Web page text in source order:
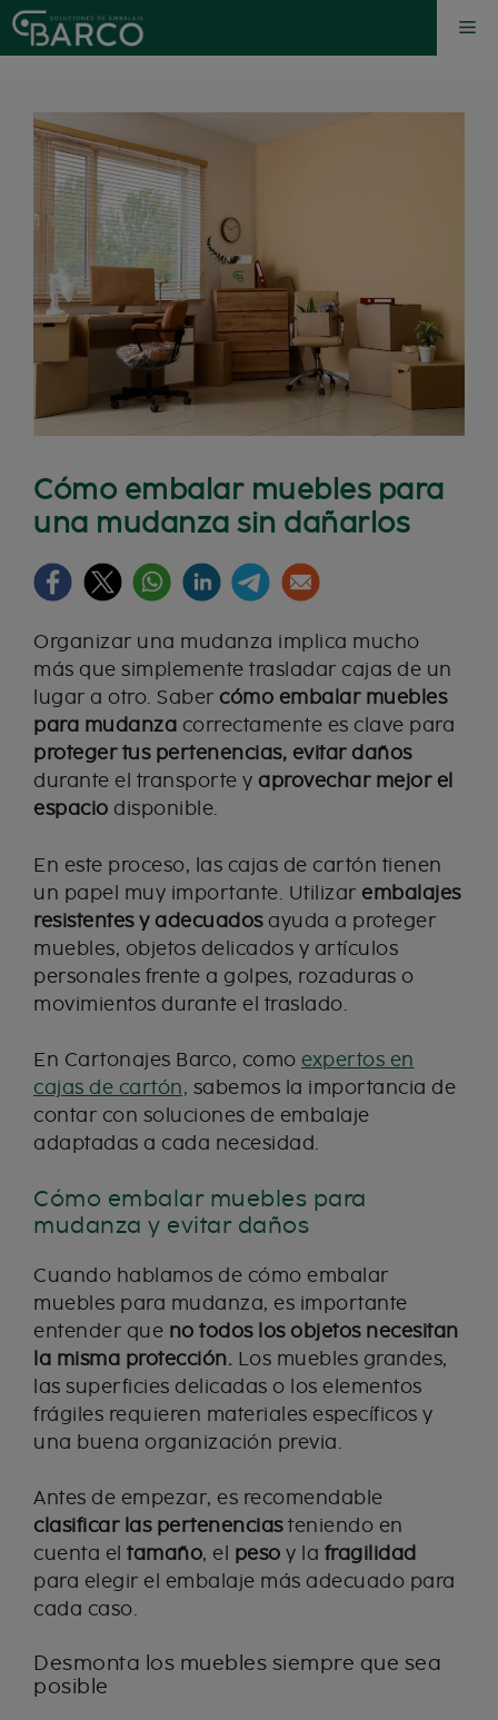
Cómo embalar muebles para
una mudanza sin dañarlos
Organizar una mudanza implica mucho
más que simplemente trasladar cajas de un
lugar a otro. Saber cómo embalar muebles
para mudanza correctamente es clave para
proteger tus pertenencias, evitar daños
durante el transporte y aprovechar mejor el
espacio disponible.
En este proceso, las cajas de cartón tienen
un papel muy importante. Utilizar embalajes
resistentes y adecuadosayuda a proteger
muebles, objetos delicados y artículos
personales frente a golpes, rozaduras o
movimientos durante el traslado.
En Cartonajes Barco, como expertos en
cajas de cartón, sabemos la importancia de
contar con soluciones de embalaje
adaptadas a cada necesidad.
Cómo embalar muebles para
mudanza y evitar daños
Cuando hablamos de cómo embalar
muebles para mudanza, es importante
entender que no todos los objetos necesitan
la misma protección. Los muebles grandes,
las superficies delicadas o los elementos
frágiles requieren materiales específicos y
una buena organización previa.
Antes de empezar, es recomendable
clasificar las pertenenciasteniendo en
cuenta el tamaño, el peso y la fragilidad
para elegir el embalaje más adecuado para
cada caso.
Desmonta los muebles siempre que sea
posible